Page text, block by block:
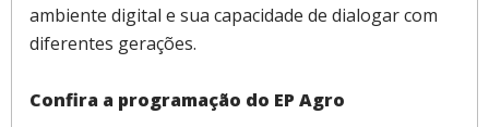
ambiente digital e sua capacidade de dialogar com
diferentes gerações.
Confira a programação do EP Agro